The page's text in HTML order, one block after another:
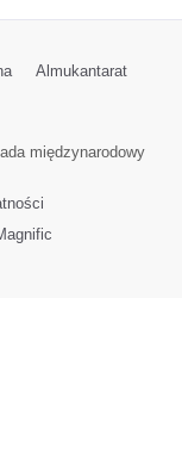
Almukantarat
międzynarodowy